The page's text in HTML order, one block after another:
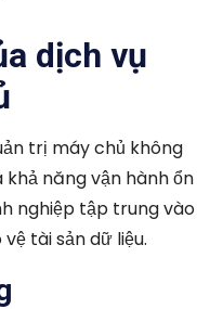
dịch vụ
trị máy chủ không
khả năng vận hành ổn
nghiệp tập trung vào
tài sản dữ liệu.